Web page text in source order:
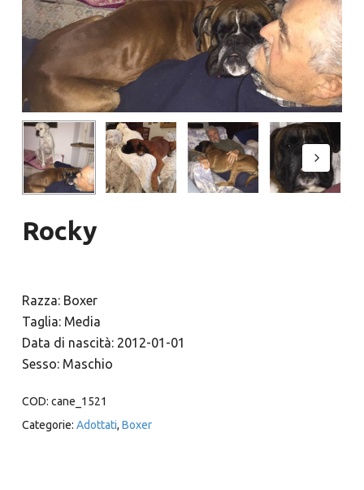
Rocky
Razza: Boxer
Taglia: Media
Data di nascità: 2012-01-01
Sesso: Maschio
COD: cane_1521
Categorie: Adottati, Boxer